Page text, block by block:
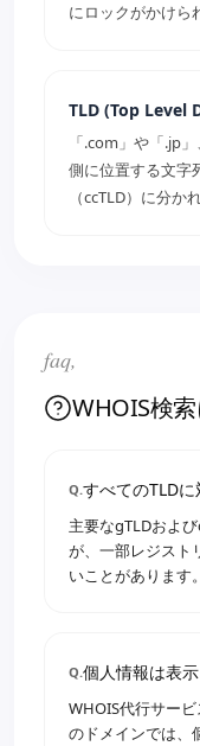
にロックがかけら
TLD (Top Level
「.com」や「.jp
側に位置する文字
（ccTLD）に分か
faq,
WHOIS検
Q.すべてのTLD
主要なgTLDおよ
が、一部レジスト
いことがあります。
Q.個人情報は表
WHOIS代行サー
のドメインでは、